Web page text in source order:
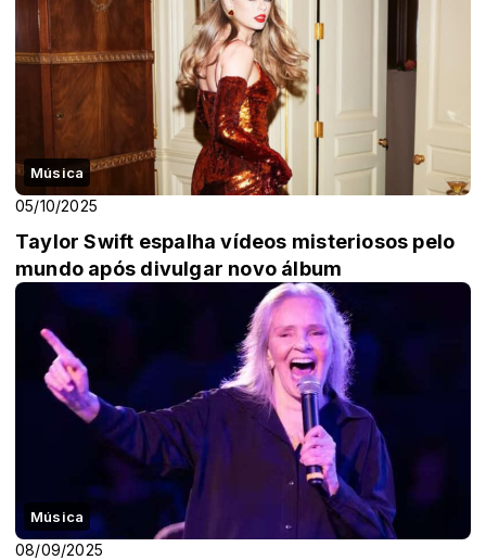
Música
05/10/2025
Taylor Swift espalha vídeos misteriosos pelo
mundo após divulgar novo álbum
Música
08/09/2025